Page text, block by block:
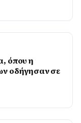
όπου η
οδήγησαν σε